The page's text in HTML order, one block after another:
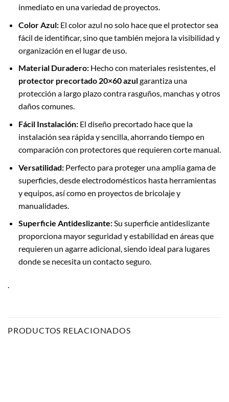
inmediato en una variedad de proyectos.
Color Azul:El color azul no solo hace que el protector sea
fácil de identificar, sino que también mejora la visibilidad y
organización en el lugar de uso.
Material Duradero:Hecho con materiales resistentes, el
protector precortado 20×60 azulgarantiza una
protección a largo plazo contra rasguños, manchas y otros
daños comunes.
Fácil Instalación:El diseño precortado hace que la
instalación sea rápida y sencilla, ahorrando tiempo en
comparación con protectores que requieren corte manual.
Versatilidad:Perfecto para proteger una amplia gama de
superficies, desde electrodomésticos hasta herramientas
y equipos, así como en proyectos de bricolaje y
manualidades.
Superficie Antideslizante:Su superficie antideslizante
proporciona mayor seguridad y estabilidad en áreas que
requieren un agarre adicional, siendo ideal para lugares
donde se necesita un contacto seguro.
.
PRODUCTOS RELACIONADOS